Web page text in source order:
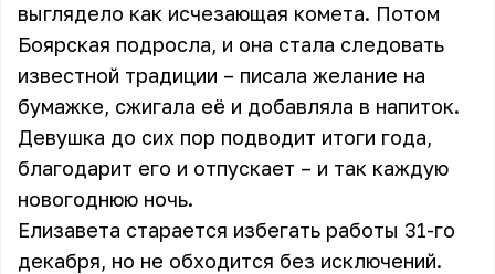
выглядело как исчезающая комета. Потом
Боярская подросла, и она стала следовать
известной традиции – писала желание на
бумажке, сжигала её и добавляла в напиток.
Девушка до сих пор подводит итоги года,
благодарит его и отпускает – и так каждую
новогоднюю ночь.
Елизавета старается избегать работы 31-го
декабря, но не обходится без исключений.